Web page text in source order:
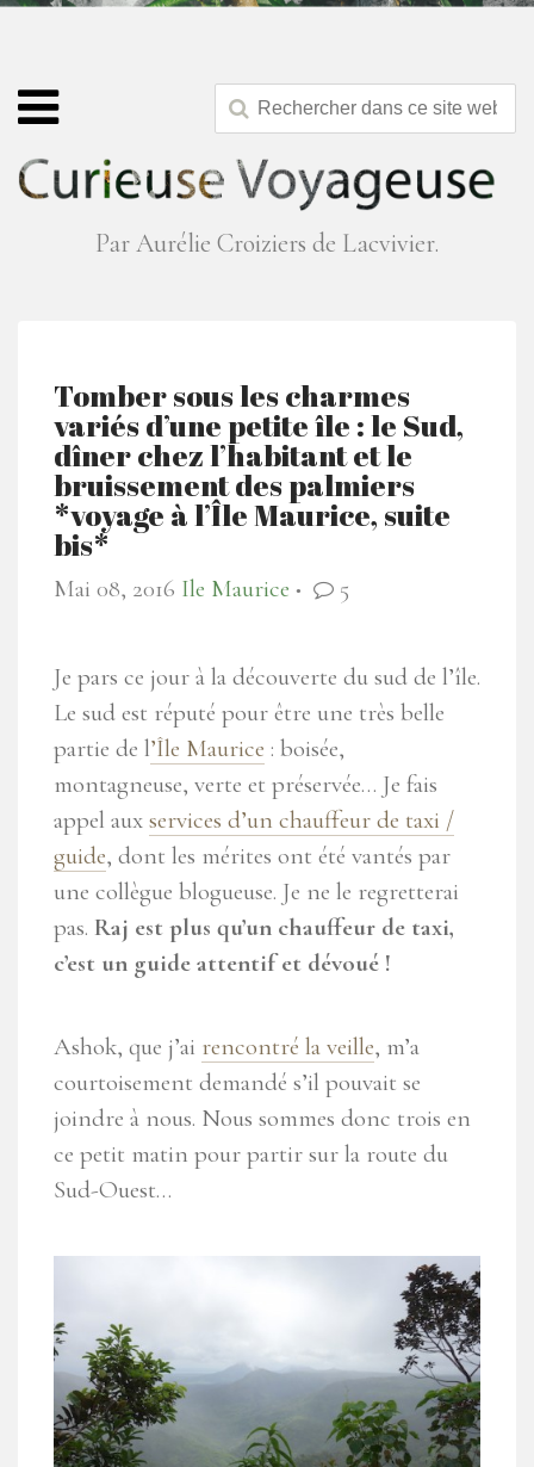
Par Aurélie Croiziers de Lacvivier.
Tomber sous les charmes
variés d’une petite île : le Sud,
dîner chez l’habitant et le
bruissement des palmiers
*voyage à l’Île Maurice, suite
bis*
Mai 08, 2016 Ile Maurice ● 5
Je pars ce jour à la découverte du sud de l’île.
Le sud est réputé pour être une très belle
partie de l’Île Maurice : boisée,
montagneuse, verte et préservée… Je fais
appel aux services d’un chauffeur de taxi /
guide, dont les mérites ont été vantés par
une collègue blogueuse. Je ne le regretterai
pas. Raj est plus qu’un chauffeur de taxi,
c’est un guide attentif et dévoué !
Ashok, que j’ai rencontré la veille, m’a
courtoisement demandé s’il pouvait se
joindre à nous. Nous sommes donc trois en
ce petit matin pour partir sur la route du
Sud-Ouest…